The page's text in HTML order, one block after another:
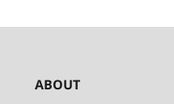
ABOUT